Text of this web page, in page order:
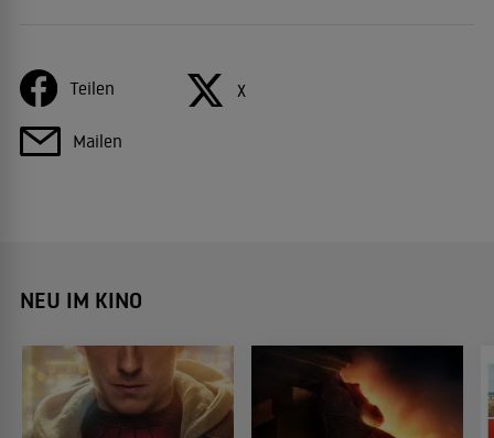
Teilen X
Mailen
NEU IM KINO